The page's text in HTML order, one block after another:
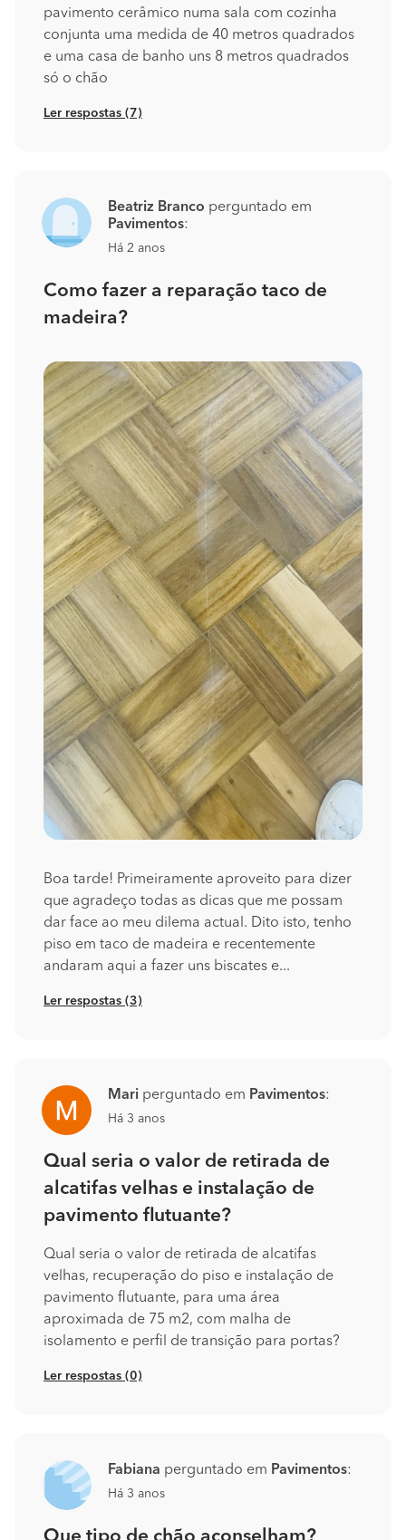
pavimento cerâmico numa sala com cozinha
conjunta uma medida de 40 metros quadrados
e uma casa de banho uns 8 metros quadrados
só o chão
Ler respostas (7)
Beatriz Branco perguntado em
Pavimentos:
Há 2 anos
Como fazer a reparação taco de
madeira?
Boa tarde! Primeiramente aproveito para dizer
que agradeço todas as dicas que me possam
dar face ao meu dilema actual. Dito isto, tenho
piso em taco de madeira e recentemente
andaram aqui a fazer uns biscates e...
Ler respostas (3)
Mari perguntado em Pavimentos:
Há 3 anos
Qual seria o valor de retirada de
alcatifas velhas e instalação de
pavimento flutuante?
Qual seria o valor de retirada de alcatifas
velhas, recuperação do piso e instalação de
pavimento flutuante, para uma área
aproximada de 75 m2, com malha de
isolamento e perfil de transição para portas?
Ler respostas (0)
Fabiana perguntado em Pavimentos:
Há 3 anos